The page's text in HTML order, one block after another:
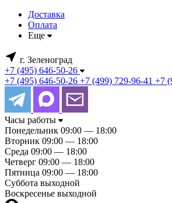
Доставка
Оплата
Еще
г. Зеленоград
+7 (495) 646-50-26
+7 (495) 646-50-26 +7 (499) 729-96-41 +7
Часы работы
Понедельник 09:00 — 18:00
Вторник 09:00 — 18:00
Среда 09:00 — 18:00
Четверг 09:00 — 18:00
Пятница 09:00 — 18:00
Суббота выходной
Воскресенье выходной